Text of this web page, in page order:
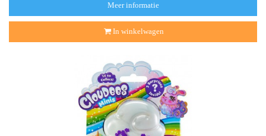
Meer informatie
In winkelwagen